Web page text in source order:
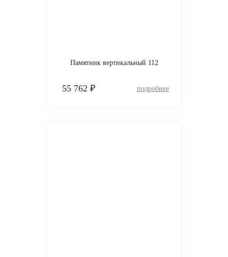
Памятник вертикальный 112
55 762 ₽